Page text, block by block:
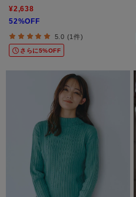
¥2,638
52%OFF
5.0 (1件)
さらに5%OFF